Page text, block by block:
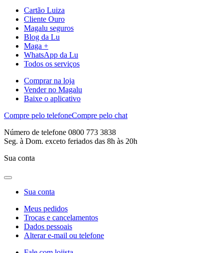
Cartão Luiza
Cliente Ouro
Magalu seguros
Blog da Lu
Maga +
WhatsApp da Lu
Todos os serviços
Comprar na loja
Vender no Magalu
Baixe o aplicativo
Compre pelo telefoneCompre pelo chat
Número de telefone 0800 773 3838
Seg. à Dom. exceto feriados das 8h às 20h
Sua conta
Sua conta
Meus pedidos
Trocas e cancelamentos
Dados pessoais
Alterar e-mail ou telefone